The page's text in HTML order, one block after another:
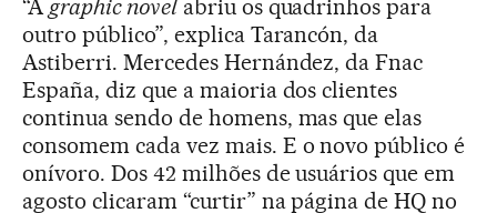
“Agraphic novelabriu os quadrinhos para
outro público”, explica Tarancón, da
Astiberri. Mercedes Hernández, da Fnac
España, diz que a maioria dos clientes
continua sendo de homens, mas que elas
consomem cada vez mais. E o novo público é
onívoro. Dos 42 milhões de usuários que em
agosto clicaram “curtir” na página de HQ no